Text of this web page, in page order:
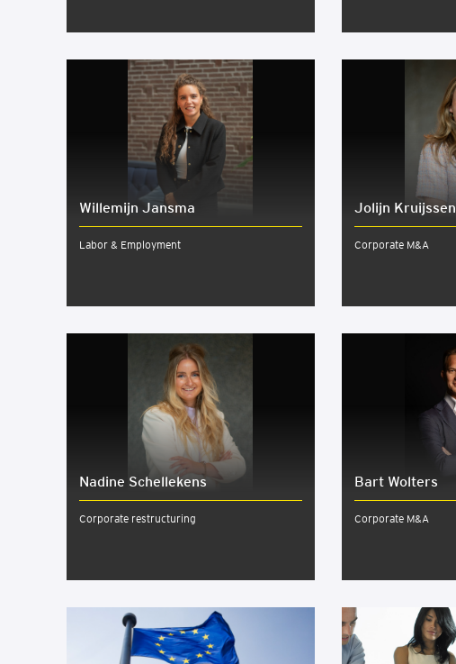
Wil­le­mijn Jans­ma
Labor & Employment
Jolijn Kruijs­sen
Corporate M&A
Nadi­ne Schel­le­kens
Corporate restructuring
Bart Wolters
Corporate M&A